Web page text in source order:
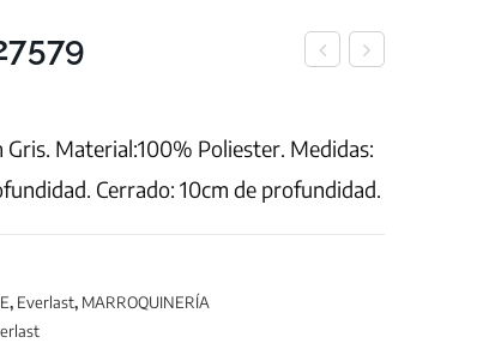
Gris. Material:100% Poliester. Medidas:
Cerrado: 10cm de profundidad.
, Everlast, MARROQUINERÍA